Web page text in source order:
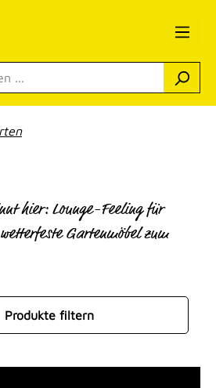
hier: Lounge-Feeling für
Gartenmöbel zum
Produkte filtern